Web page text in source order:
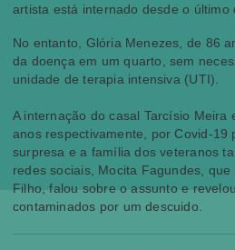
artista está internado desde o último
No entanto, Glória Menezes, de 86
da doença em um quarto, sem
unidade de terapia intensiva (UTI).
A internação do casal Tarcísio Meira
anos respectivamente, por Covid-19
surpresa e a família dos veteranos
redes sociais, Mocita Fagundes,
Filho, falou sobre o assunto e
contaminados por um descuido.